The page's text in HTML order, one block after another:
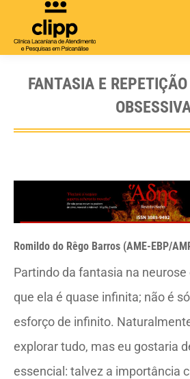
FANTASIA E
Romildo do Rêgo Barros (AME-EBP/
Partindo da fantasia na
que ela é quase infinita; não é
esforço de infinito.
explorar tudo, mas eu gostaria
essencial: talvez a importância